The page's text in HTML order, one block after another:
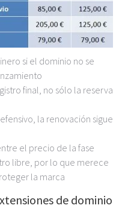
si el dominio no se
final, no sólo la reserva
la renovación sigue
el precio de la fase
libre, por lo que merece
la marca
de dominio